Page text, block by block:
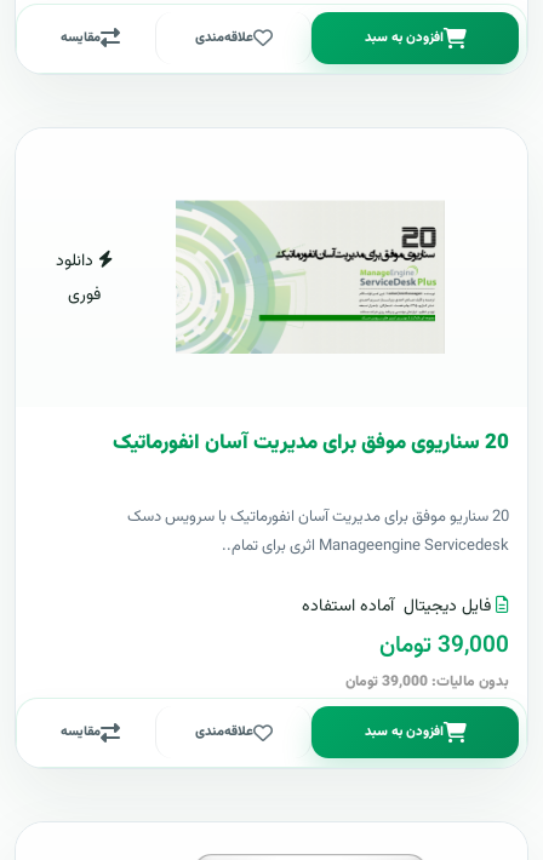
افزودن به سبد علاقه‌مندی مقایسه
دانلود
فوری
20 سناریوی موفق برای مدیریت آسان انفورماتیک
20 سناریو موفق برای مدیریت آسان انفورماتیک با سرویس دسک
Manageengine Servicedesk اثری برای تمام..
فایل دیجیتال آماده استفاده
39,000 تومان
بدون مالیات: 39,000 تومان
افزودن به سبد علاقه‌مندی مقایسه